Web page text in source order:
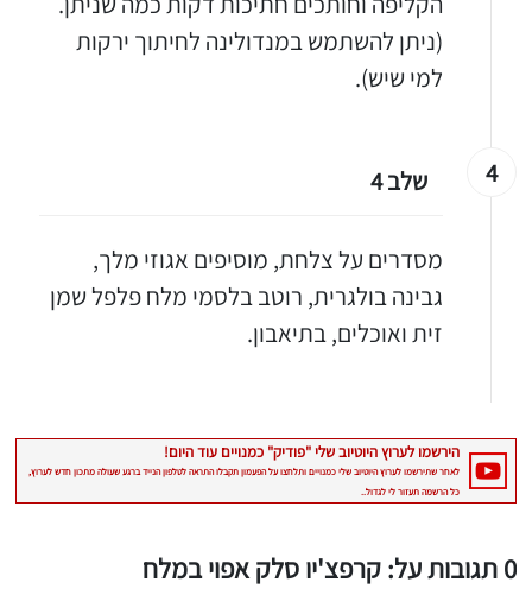
אותי באינסטגרם
(ניתן להשתמש במנדולינה לחיתוך ירקות
למי שיש).
4 שלב 4
מסדרים על צלחת, מוסיפים אגוזי מלך,
גבינה בולגרית, רוטב בלסמי מלח פלפל שמן
זית ואוכלים, בתיאבון.
0 תגובות על: קרפצ'יו סלק אפוי במלח